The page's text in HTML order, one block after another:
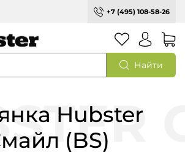
+7 (495) 108-58-26
Найти
Hubster
(BS)